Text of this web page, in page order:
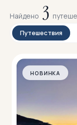
Найдено 3
Путешествия
НОВИНКА